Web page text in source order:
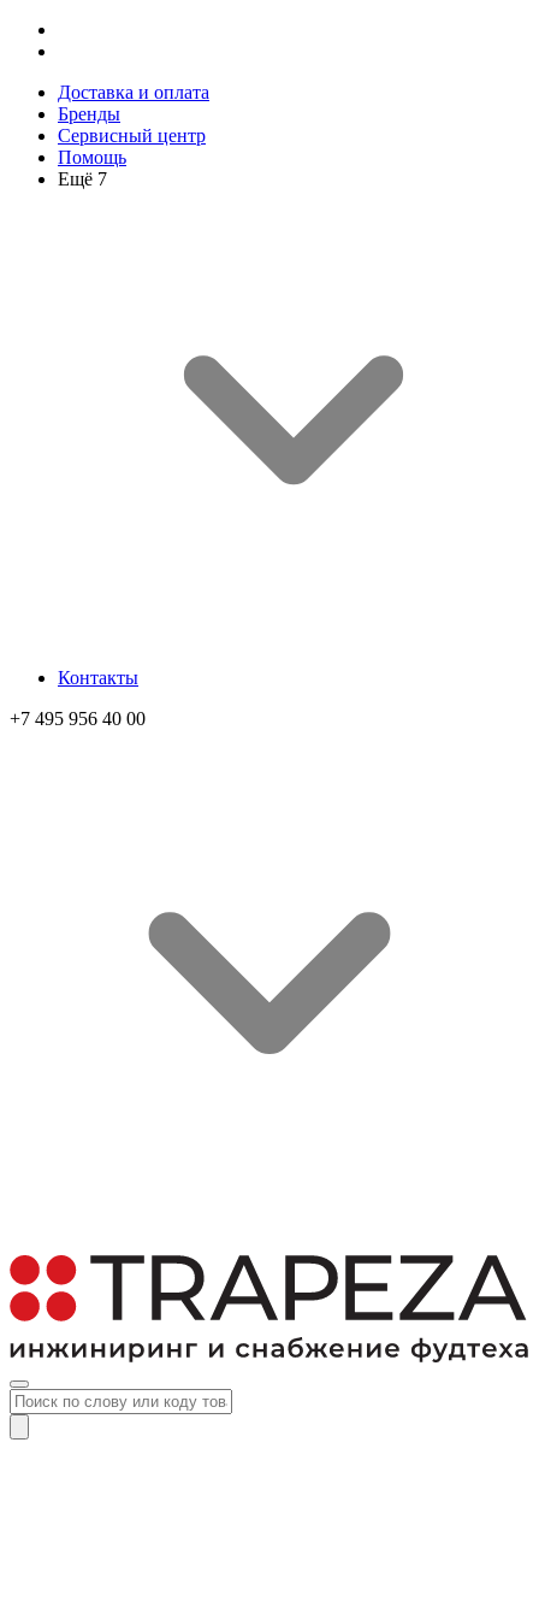
Доставка и оплата
Бренды
Сервисный центр
Помощь
Ещё 7
Контакты
+7 495 956 40 00